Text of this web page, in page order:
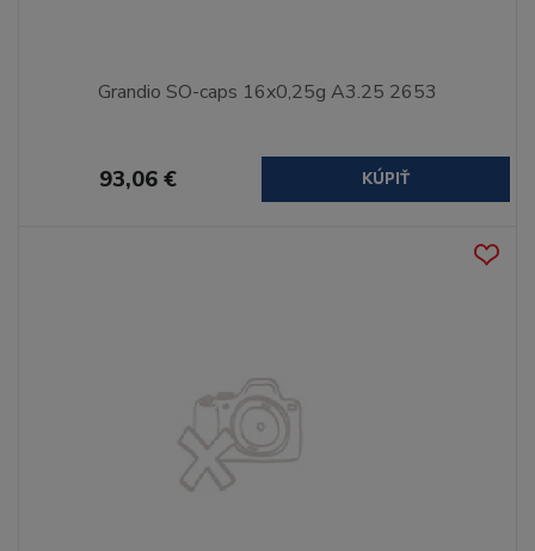
Grandio SO-caps 16x0,25g A3.25 2653
93,06 € KÚPIŤ